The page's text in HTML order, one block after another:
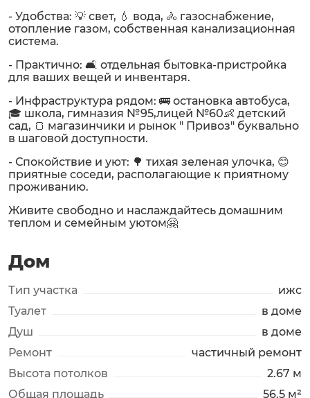
- Удобства: 💡 свет, 💧 вода, 🚴 газоснабжение,
отопление газом, собственная канализационная
система.
- Практично: 🛋️ отдельная бытовка-пристройка
для ваших вещей и инвентаря.
- Инфраструктура рядом: 🚌 остановка автобуса,
🎓 школа, гимназия №95,лицей №60👶 детский
сад, 🍞 магазинчики и рынок " Привоз" буквально
в шаговой доступности.
- Спокойствие и уют: 🌳 тихая зеленая улочка, 😊
приятные соседи, располагающие к приятному
проживанию.
Живите свободно и наслаждайтесь домашним
теплом и семейным уютом🤗
Дом
Тип участка
ижс
Туалет
в доме
Душ
в доме
Ремонт
частичный ремонт
Высота потолков
2.67 м
Общая площадь
56.5 м²